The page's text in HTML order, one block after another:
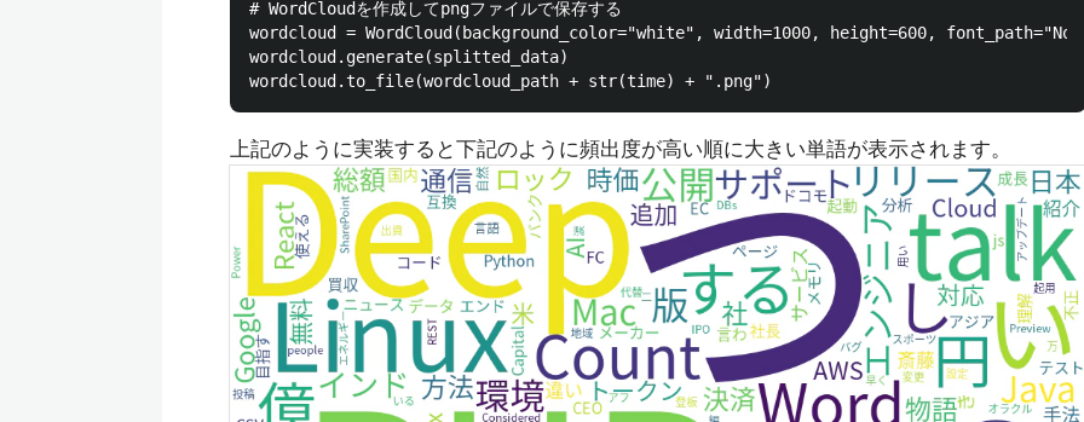
# WordCloudを作成してpngファイルで保存する
wordcloud = WordCloud(background_color="white", width=1000, height=600,
wordcloud.generate(splitted_data)
上記のように実装すると下記のように頻出度が高い順に大きい単語が表示されます。